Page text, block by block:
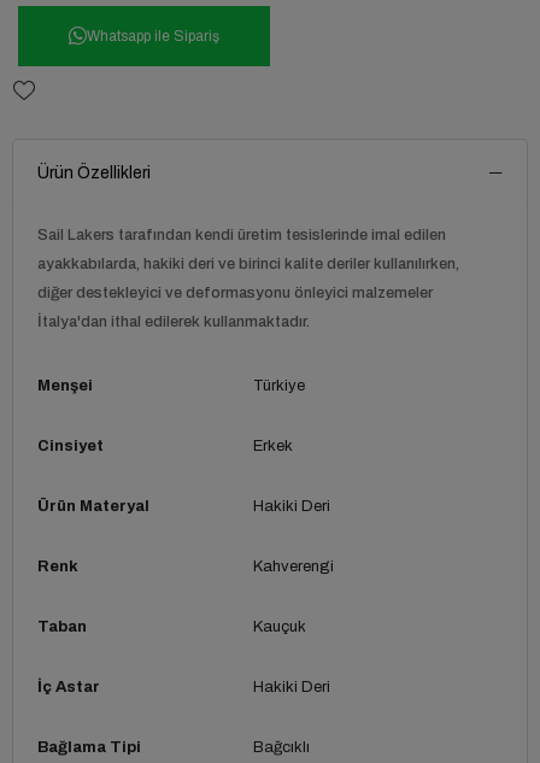
Whatsapp ile Sipariş
Ürün Özellikleri
Sail Lakers tarafından kendi üretim tesislerinde imal edilen
ayakkabılarda, hakiki deri ve birinci kalite deriler kullanılırken,
diğer destekleyici ve deformasyonu önleyici malzemeler
İtalya'dan ithal edilerek kullanmaktadır.
Menşei Türkiye
Cinsiyet Erkek
Ürün Materyal Hakiki Deri
Renk Kahverengi
Taban Kauçuk
İç Astar Hakiki Deri
Bağlama Tipi Bağcıklı